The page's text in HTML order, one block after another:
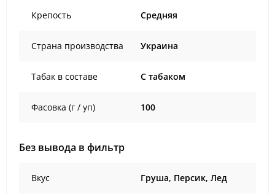
Крепость Средняя
Страна производства Украина
Табак в составе C табаком
Фасовка (г / уп) 100
Без вывода в фильтр
Вкус Груша, Персик, Лед